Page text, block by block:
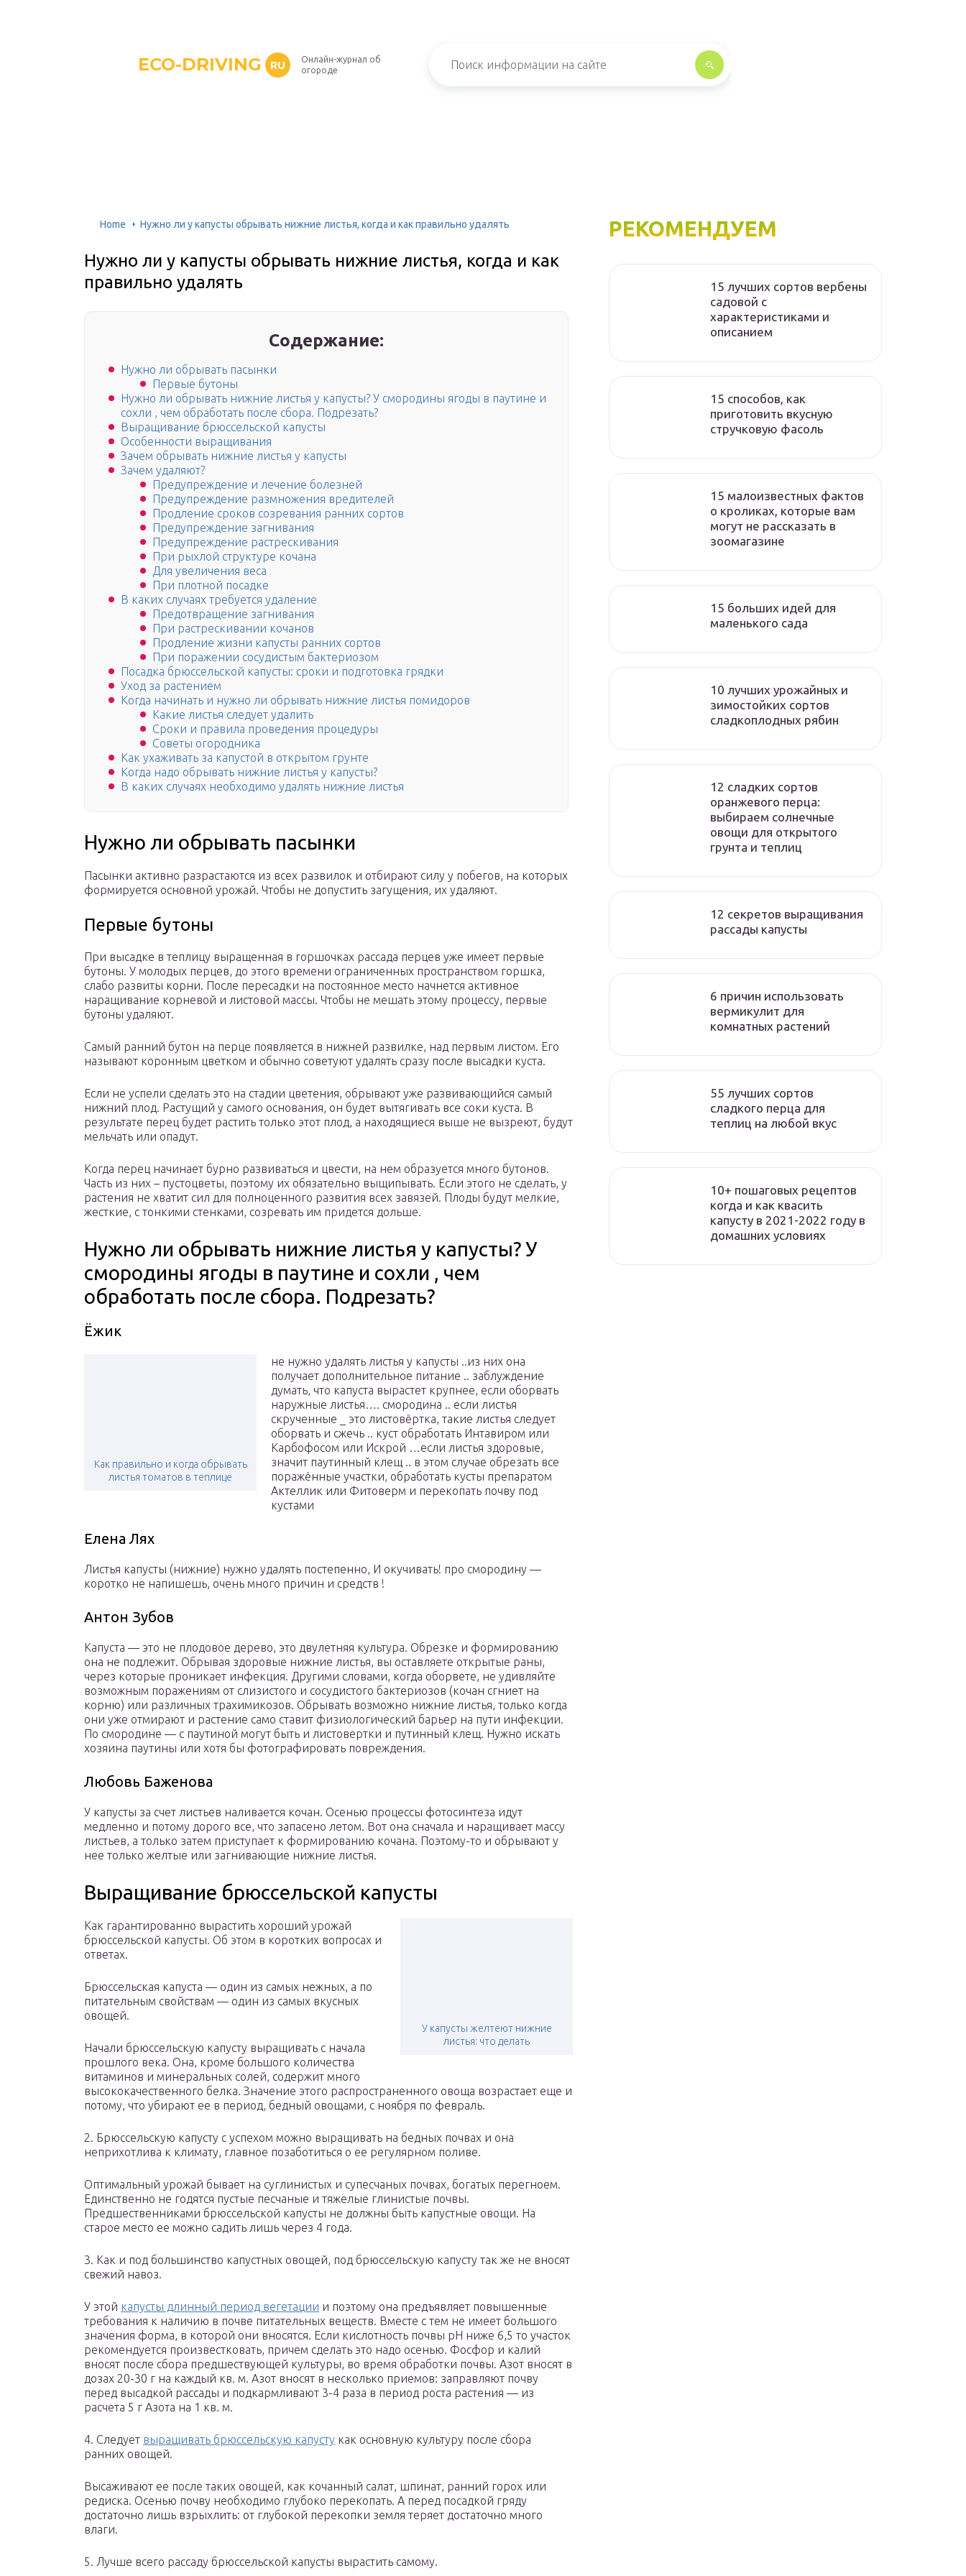
ECO-DRIVING RU
Онлайн-журнал об
огороде
Home Нужно ли у капусты обрывать нижние листья, когда и как правильно удалять
Нужно ли у капусты обрывать нижние листья, когда и как
правильно удалять
Содержание:
Нужно ли обрывать пасынки
Первые бутоны
Нужно ли обрывать нижние листья у капусты? У смородины ягоды в паутине и
сохли , чем обработать после сбора. Подрезать?
Выращивание брюссельской капусты
Особенности выращивания
Зачем обрывать нижние листья у капусты
Зачем удаляют?
Предупреждение и лечение болезней
Предупреждение размножения вредителей
Продление сроков созревания ранних сортов
Предупреждение загнивания
Предупреждение растрескивания
При рыхлой структуре кочана
Для увеличения веса
При плотной посадке
В каких случаях требуется удаление
Предотвращение загнивания
При растрескивании кочанов
Продление жизни капусты ранних сортов
При поражении сосудистым бактериозом
Посадка брюссельской капусты: сроки и подготовка грядки
Уход за растением
Когда начинать и нужно ли обрывать нижние листья помидоров
Какие листья следует удалить
Сроки и правила проведения процедуры
Советы огородника
Как ухаживать за капустой в открытом грунте
Когда надо обрывать нижние листья у капусты?
В каких случаях необходимо удалять нижние листья
Нужно ли обрывать пасынки
Пасынки активно разрастаются из всех развилок и отбирают силу у побегов, на которых
формируется основной урожай. Чтобы не допустить загущения, их удаляют.
Первые бутоны
При высадке в теплицу выращенная в горшочках рассада перцев уже имеет первые
бутоны. У молодых перцев, до этого времени ограниченных пространством горшка,
слабо развиты корни. После пересадки на постоянное место начнется активное
наращивание корневой и листовой массы. Чтобы не мешать этому процессу, первые
бутоны удаляют.
Самый ранний бутон на перце появляется в нижней развилке, над первым листом. Его
называют коронным цветком и обычно советуют удалять сразу после высадки куста.
Если не успели сделать это на стадии цветения, обрывают уже развивающийся самый
нижний плод. Растущий у самого основания, он будет вытягивать все соки куста. В
результате перец будет растить только этот плод, а находящиеся выше не вызреют, будут
мельчать или опадут.
Когда перец начинает бурно развиваться и цвести, на нем образуется много бутонов.
Часть из них – пустоцветы, поэтому их обязательно выщипывать. Если этого не сделать, у
растения не хватит сил для полноценного развития всех завязей. Плоды будут мелкие,
жесткие, с тонкими стенками, созревать им придется дольше.
Нужно ли обрывать нижние листья у капусты? У
смородины ягоды в паутине и сохли , чем
обработать после сбора. Подрезать?
Ёжик
Как правильно и когда обрывать
листья томатов в теплице
не нужно удалять листья у капусты ..из них она
получает дополнительное питание .. заблуждение
думать, что капуста вырастет крупнее, если оборвать
наружные листья…. смородина .. если листья
скрученные _ это листовёртка, такие листья следует
оборвать и сжечь .. куст обработать Интавиром или
Карбофосом или Искрой …если листья здоровые,
значит паутинный клещ .. в этом случае обрезать все
поражённые участки, обработать кусты препаратом
Актеллик или Фитоверм и перекопать почву под
кустами
Елена Лях
Листья капусты (нижние) нужно удалять постепенно, И окучивать! про смородину —
коротко не напишешь, очень много причин и средств !
Антон Зубов
Капуста — это не плодовое дерево, это двулетняя культура. Обрезке и формированию
она не подлежит. Обрывая здоровые нижние листья, вы оставляете открытые раны,
через которые проникает инфекция. Другими словами, когда оборвете, не удивляйте
возможным поражениям от слизистого и сосудистого бактериозов (кочан сгниет на
корню) или различных трахимикозов. Обрывать возможно нижние листья, только когда
они уже отмирают и растение само ставит физиологический барьер на пути инфекции.
По смородине — с паутиной могут быть и листовертки и путинный клещ. Нужно искать
хозяина паутины или хотя бы фотографировать повреждения.
Любовь Баженова
У капусты за счет листьев наливается кочан. Осенью процессы фотосинтеза идут
медленно и потому дорого все, что запасено летом. Вот она сначала и наращивает массу
листьев, а только затем приступает к формированию кочана. Поэтому-то и обрывают у
нее только желтые или загнивающие нижние листья.
Выращивание брюссельской капусты
У капусты желтеют нижние
листья: что делать
Как гарантированно вырастить хороший урожай
брюссельской капусты. Об этом в коротких вопросах и
ответах.
Брюссельская капуста — один из самых нежных, а по
питательным свойствам — один из самых вкусных
овощей.
Начали брюссельскую капусту выращивать с начала
прошлого века. Она, кроме большого количества
витаминов и минеральных солей, содержит много
высококачественного белка. Значение этого распространенного овоща возрастает еще и
потому, что убирают ее в период, бедный овощами, с ноября по февраль.
2. Брюссельскую капусту с успехом можно выращивать на бедных почвах и она
неприхотлива к климату, главное позаботиться о ее регулярном поливе.
Оптимальный урожай бывает на суглинистых и супесчаных почвах, богатых перегноем.
Единственно не годятся пустые песчаные и тяжелые глинистые почвы.
Предшественниками брюссельской капусты не должны быть капустные овощи. На
старое место ее можно садить лишь через 4 года.
3. Как и под большинство капустных овощей, под брюссельскую капусту так же не вносят
свежий навоз.
У этой капусты длинный период вегетации и поэтому она предъявляет повышенные
требования к наличию в почве питательных веществ. Вместе с тем не имеет большого
значения форма, в которой они вносятся. Если кислотность почвы рН ниже 6,5 то участок
рекомендуется произвестковать, причем сделать это надо осенью. Фосфор и калий
вносят после сбора предшествующей культуры, во время обработки почвы. Азот вносят в
дозах 20-30 г на каждый кв. м. Азот вносят в несколько приемов: заправляют почву
перед высадкой рассады и подкармливают 3-4 раза в период роста растения — из
расчета 5 г Азота на 1 кв. м.
4. Следует выращивать брюссельскую капусту как основную культуру после сбора
ранних овощей.
Высаживают ее после таких овощей, как кочанный салат, шпинат, ранний горох или
редиска. Осенью почву необходимо глубоко перекопать. А перед посадкой гряду
достаточно лишь взрыхлить: от глубокой перекопки земля теряет достаточно много
влаги.
5. Лучше всего рассаду брюссельской капусты вырастить самому.
РЕКОМЕНДУЕМ
15 лучших сортов вербены
садовой с
характеристиками и
описанием
15 способов, как
приготовить вкусную
стручковую фасоль
15 малоизвестных фактов
о кроликах, которые вам
могут не рассказать в
зоомагазине
15 больших идей для
маленького сада
10 лучших урожайных и
зимостойких сортов
сладкоплодных рябин
12 сладких сортов
оранжевого перца:
выбираем солнечные
овощи для открытого
грунта и теплиц
12 секретов выращивания
рассады капусты
6 причин использовать
вермикулит для
комнатных растений
55 лучших сортов
сладкого перца для
теплиц на любой вкус
10+ пошаговых рецептов
когда и как квасить
капусту в 2021-2022 году в
домашних условиях